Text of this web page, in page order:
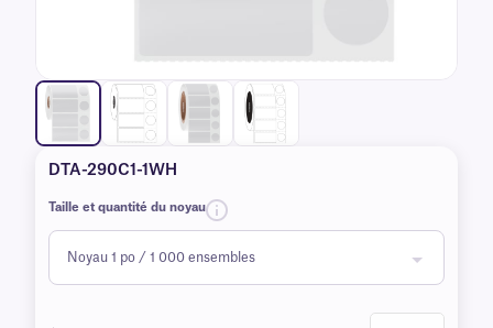
DTA-290C1-1WH
Taille et quantité du noyau